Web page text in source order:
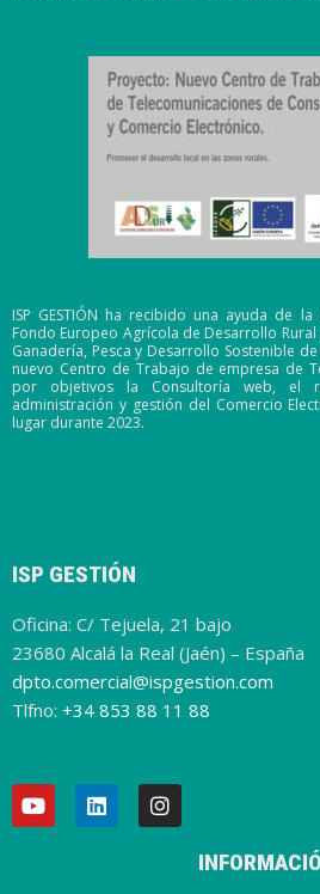
ISP GESTIÓN ha recibido una ayuda de
Fondo Europeo Agrícola de Desarrollo
Ganadería, Pesca y Desarrollo Sostenible
nuevo Centro de Trabajo de empresa de
por objetivos la Consultoría web, el
administración y gestión del Comercio
lugar durante 2023.
ISP GESTIÓN
Oficina: C/ Tejuela, 21 bajo
23680 Alcalá la Real (Jaén) – España
dpto.comercial@ispgestion.com
Tlfno: +34 853 88 11 88